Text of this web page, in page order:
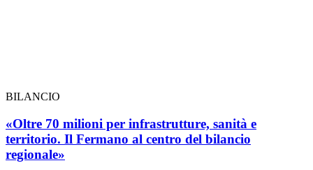
BILANCIO
«Oltre 70 milioni per infrastrutture, sanità e
territorio. Il Fermano al centro del bilancio
regionale»